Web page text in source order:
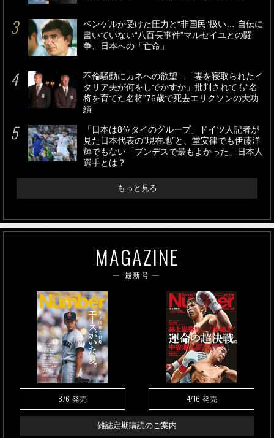
ベンゲルが受けた圧力と“非国民”扱い… 自伝に
書いていない“八百長事件”マルセイユとの闘
争、日本への「亡命」
不倫騒動にカネへの欲望…「妻を寝取られたイ
タリア夫が何をしでかすか」批判されても“名
将を育てた名将”76歳で死去エリクソンの大功
績
「日本は8位タイのグループ」ドイツ人記者が
見た日本代表の“現在地”と、堂安律でも伊藤洋
輝でもない「ブンデスで最もよかった」日本人
選手とは？
もっと見る
MAGAZINE
最新号
8/6 発売 4/16 発売
雑誌定期購読のご案内